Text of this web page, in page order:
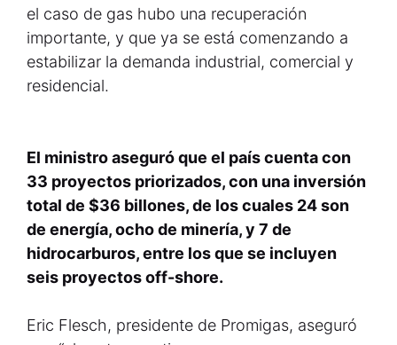
el caso de gas hubo una recuperación
importante, y que ya se está comenzando a
estabilizar la demanda industrial, comercial y
residencial.
El ministro aseguró que el país cuenta con
33 proyectos priorizados, con una inversión
total de $36 billones, de los cuales 24 son
de energía, ocho de minería, y 7 de
hidrocarburos, entre los que se incluyen
seis proyectos off-shore.
Eric Flesch, presidente de Promigas, aseguró